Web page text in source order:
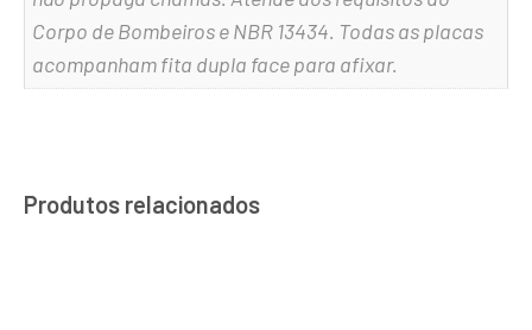
Corpo de Bombeiros e NBR 13434. Todas as placas
acompanham fita dupla face para afixar.
Produtos relacionados